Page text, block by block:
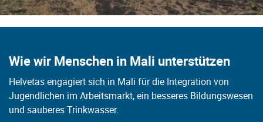
Wie wir Menschen in Mali unterstützen
Helvetas engagiert sich in Mali für die Integration von
Jugendlichen im Arbeitsmarkt, ein besseres Bildungswesen
und sauberes Trinkwasser.